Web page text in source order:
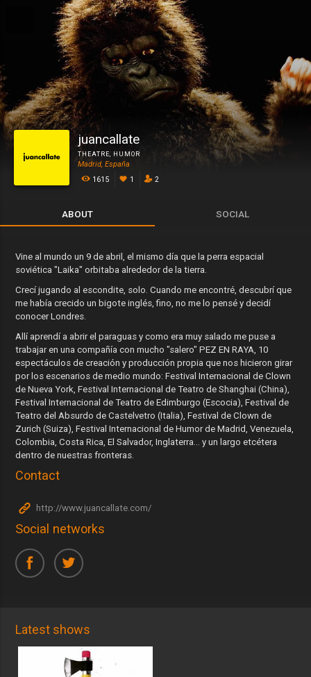
juancallate
THEATRE, HUMOR
Madrid, España
1615
1 2
ABOUT SOCIAL
Vine al mundo un 9 de abril, el mismo día que la perra espacial
soviética "Laika" orbitaba alrededor de la tierra.
Crecí jugando al escondite, solo. Cuando me encontré, descubrí que
me había crecido un bigote inglés, fino, no me lo pensé y decidí
conocer Londres.
Allí aprendí a abrir el paraguas y como era muy salado me puse a
trabajar en una compañía con mucho "salero" PEZ EN RAYA, 10
espectáculos de creación y producción propia que nos hicieron girar
por los escenarios de medio mundo: Festival Internacional de Clown
de Nueva York, Festival Internacional de Teatro de Shanghai (China),
Festival Internacional de Teatro de Edimburgo (Escocia), Festival de
Teatro del Absurdo de Castelvetro (Italia), Festival de Clown de
Zurich (Suiza), Festival Internacional de Humor de Madrid, Venezuela,
Colombia, Costa Rica, El Salvador, Inglaterra… y un largo etcétera
dentro de nuestras fronteras.
Contact
http://www.juancallate.com/
Social networks
Latest shows